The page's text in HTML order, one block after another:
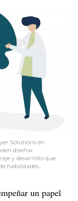
Solutions en
diseñar
y desarrollo que
habilidades.
un papel